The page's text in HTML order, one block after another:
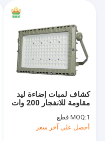
مسكن
منتجات
معلومات عنا
جولة في المعمل
كشاف لمبات إضاءة ليد
مقاومة للانفجار 200 وات
MOQ:1 قطع
أحصل على آخر سعر